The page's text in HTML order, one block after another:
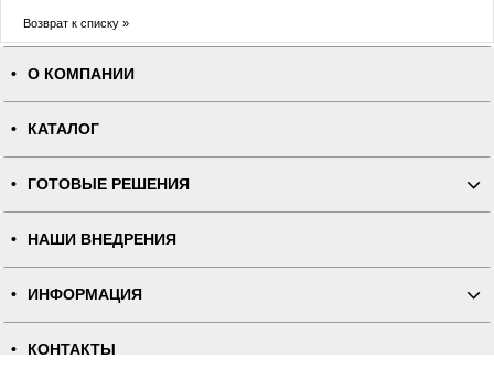
Возврат к списку »
О КОМПАНИИ
КАТАЛОГ
ГОТОВЫЕ РЕШЕНИЯ
НАШИ ВНЕДРЕНИЯ
ИНФОРМАЦИЯ
КОНТАКТЫ